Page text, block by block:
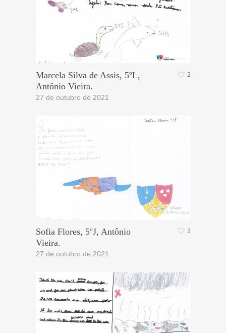
Marcela Silva de Assis, 5ºL,
Antônio Vieira.
27 de outubro de 2021
2
Sofia Flores, 5ºJ, Antônio
Vieira.
27 de outubro de 2021
2